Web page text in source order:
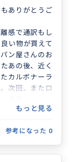
ありがとうご
感で通訳もし
い物が買えて
ン屋さんのお
あの後、近く
カルボナーラ
次回、またロ
もっと見る
参考になった 0